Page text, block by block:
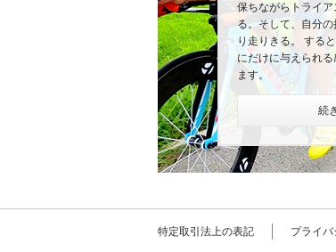
保ちながらトライ
る。そして、自分
り走りきる。 する
にだけに与えられ
ます。
続
特定取引法上の表記 プライ